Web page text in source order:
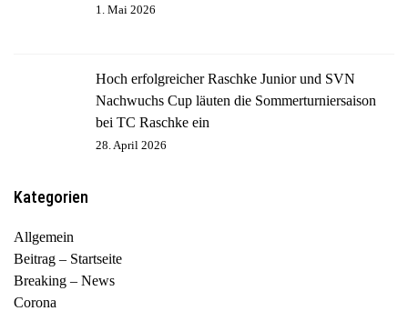
1. Mai 2026
Hoch erfolgreicher Raschke Junior und SVN
Nachwuchs Cup läuten die Sommerturniersaison
bei TC Raschke ein
28. April 2026
Kategorien
Allgemein
Beitrag – Startseite
Breaking – News
Corona